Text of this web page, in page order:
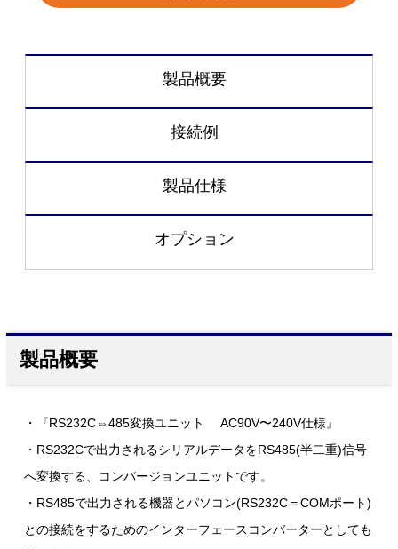
製品概要
接続例
製品仕様
オプション
製品概要
・『RS232C⇔485変換ユニット AC90V〜240V仕様』
・RS232Cで出力されるシリアルデータをRS485(半二重)信号
へ変換する、コンバージョンユニットです。
・RS485で出力される機器とパソコン(RS232C＝COMポート)
との接続をするためのインターフェースコンバーターとしても